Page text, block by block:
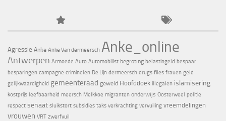
Agressie Anke Anke Van dermeersch Anke_online
Antwerpen Armoede Auto Automobilist begroting belastingeld bespaar
besparingen campagne criminelen De Lijn dermeersch drugs files frauen geld
gelijkwaardigheid gemeenteraad geweld Hoofddoek illegalen islamisering
kostprijs leefbaarheid meersch Melkkoe migranten onderwijs Oosterweel politie
respect senaat sluikstort subsidies taks verkrachting vervuiling vreemdelingen
vrouwen VRT zwerfvuil